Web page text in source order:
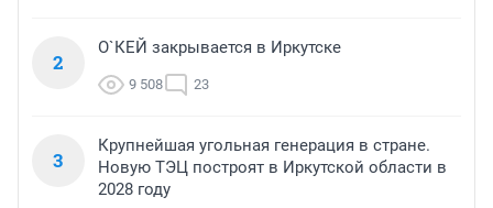
2
О`КЕЙ закрывается в Иркутске
9 508 23
3
Крупнейшая угольная генерация в стране.
Новую ТЭЦ построят в Иркутской области в
2028 году